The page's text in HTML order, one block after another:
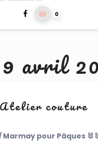
Facebook
cart
0
9 avril
couture
pour Pâques 🐰